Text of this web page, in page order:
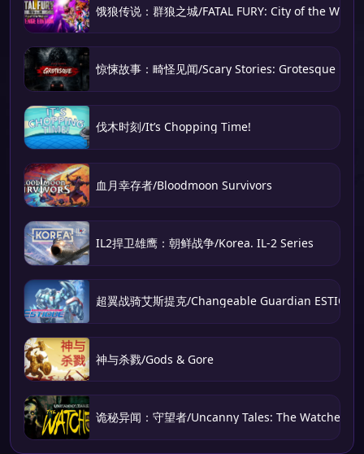
饿狼传说：群狼之城/FATAL FURY: City of the
惊悚故事：畸怪见闻/Scary Stories: Grotesque
伐木时刻/It’s Chopping Time!
血月幸存者/Bloodmoon Survivors
IL2捍卫雄鹰：朝鲜战争/Korea. IL-2 Series
超翼战骑艾斯提克/Changeable Guardian ESTIQUE
神与杀戮/Gods & Gore
诡秘异闻：守望者/Uncanny Tales: The Watcher